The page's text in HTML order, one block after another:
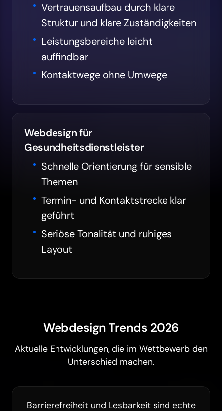
Vertrauensaufbau durch klare
Struktur und klare Zuständigkeiten
Leistungsbereiche leicht
auffindbar
Kontaktwege ohne Umwege
Webdesign für
Gesundheitsdienstleister
Schnelle Orientierung für sensible
Themen
Termin- und Kontaktstrecke klar
geführt
Seriöse Tonalität und ruhiges
Layout
Webdesign Trends 2026
Aktuelle Entwicklungen, die im Wettbewerb den
Unterschied machen.
Barrierefreiheit und Lesbarkeit sind echte